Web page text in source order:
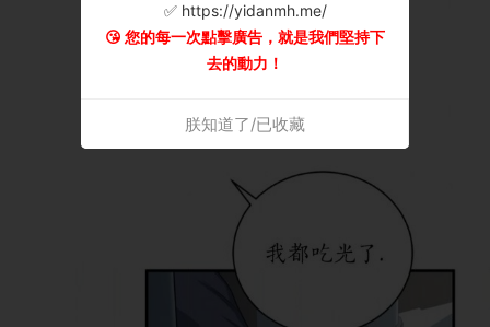
✅ https://yidanmh.me/
😘 您的每一次點擊廣告，就是我們堅持下
去的動力！
朕知道了/已收藏